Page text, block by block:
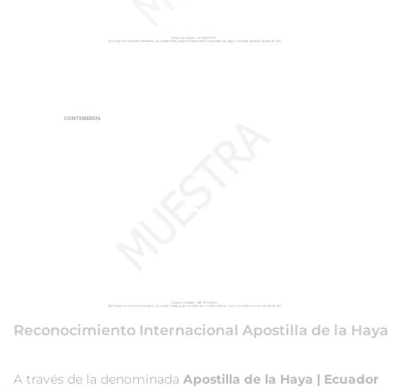
Reconocimiento Internacional Apostilla de la Haya
A través de la denominada Apostilla de la Haya | Ecuador